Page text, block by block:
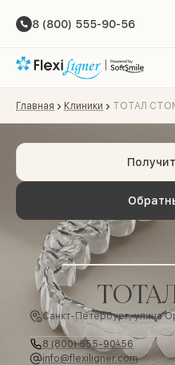
8 (800) 555-90-56
Главная Клиники ТОТАЛ
Санкт-Петербург, улица
8 (800) 555-90-56
info@flexiligner.com